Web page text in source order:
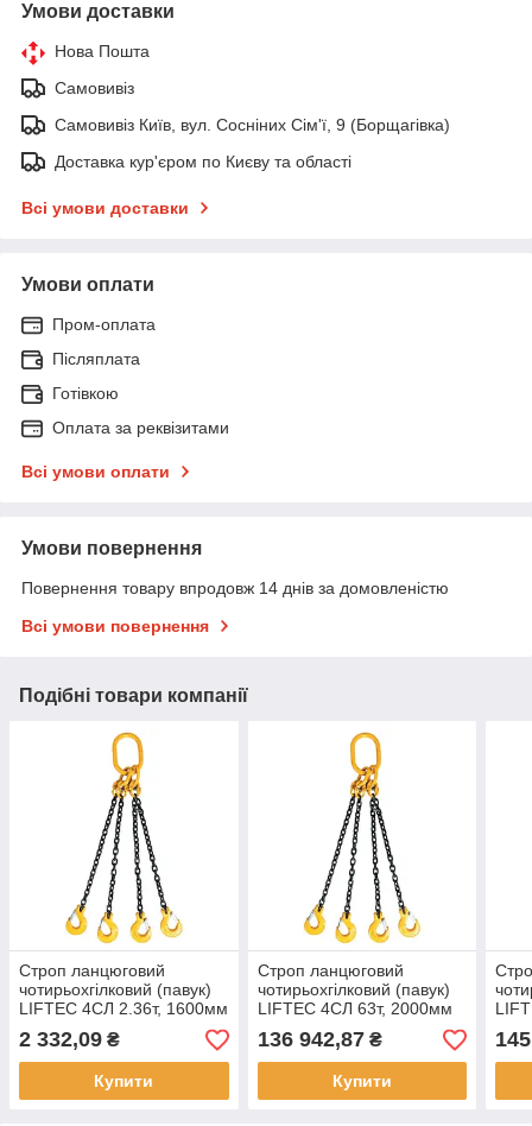
Умови доставки
Нова Пошта
Самовивіз
Самовивіз Київ, вул. Сосніних Сім'ї, 9 (Борщагівка)
Доставка кур'єром по Києву та області
Всі умови доставки
Умови оплати
Пром-оплата
Післяплата
Готівкою
Оплата за реквізитами
Всі умови оплати
Умови повернення
Повернення товару впродовж 14 днів за домовленістю
Всі умови повернення
Подібні товари компанії
Строп ланцюговий
чотирьохгілковий (павук)
LIFTEC 4СЛ 2.36т, 1600мм
обмежувачем гілки)
2 332,09 ₴
Купити
Строп ланцюговий
чотирьохгілковий (павук)
LIFTEC 4СЛ 63т, 2000мм
обмежувачем гілки)
136 942,87₴
Купити